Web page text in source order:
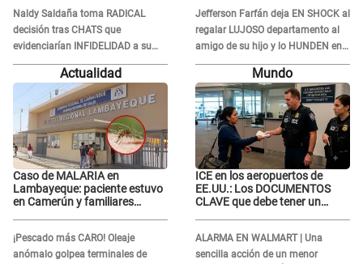
Naldy Saldaña toma RADICAL
decisión tras CHATS que
evidenciarían INFIDELIDAD a su
novio con animador de 'La Bella
Luz': "Un día..."
Luz': "Un día..."
Jefferson Farfán deja EN SHOCK al
regalar LUJOSO departamento al
amigo de su hijo y lo HUNDEN en
redes: "A su hija se lo negó"
Actualidad
Caso de MALARIA en
Lambayeque: paciente estuvo
en Camerún y familiares
¡Pescado más CARO! Oleaje
anómalo golpea terminales de
Mundo
ICE en los aeropuertos de
EE.UU.: Los DOCUMENTOS
CLAVE que debe tener un
ALARMA EN WALMART | Una
sencilla acción de un menor